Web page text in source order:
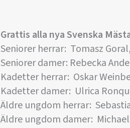
Grattis alla nya Svenska
Seniorer herrar: Tomasz
Seniorer damer: Rebecka
Kadetter herrar: Oskar
Kadetter damer: Ulrica
Äldre ungdom herrar:
Äldre ungdom damer: